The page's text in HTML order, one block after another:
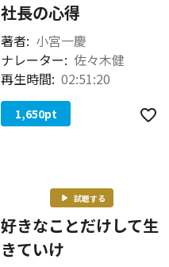
社長の心得
著者: 小宮一慶
ナレーター: 佐々木健
再生時間: 02:51:20
1,650pt
試聴する
好きなことだけして生
きていけ